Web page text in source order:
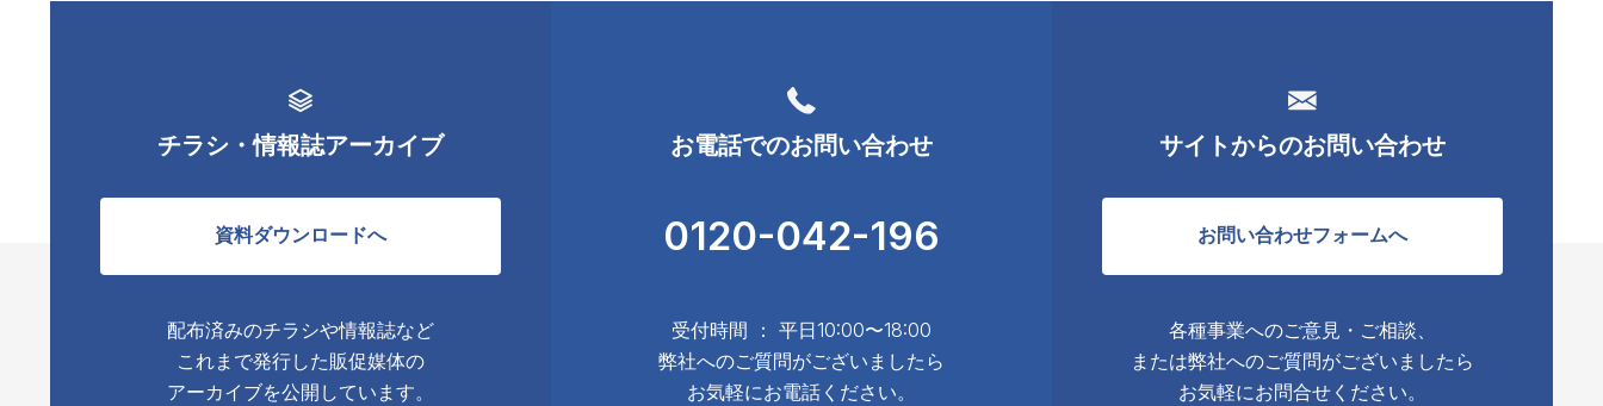
チラシ・情報誌アーカイブ
資料ダウンロードへ
配布済みのチラシや情報誌など
これまで発行した販促媒体の
アーカイブを公開しています。
お電話でのお問い合わせ
0120-042-196
受付時間 ： 平日10:00〜18:00
弊社へのご質問がございましたら
お気軽にお電話ください。
サイトからのお問い合わせ
お問い合わせフォームへ
各種事業へのご意見・ご相談、
または弊社へのご質問がございましたら
お気軽にお問合せください。